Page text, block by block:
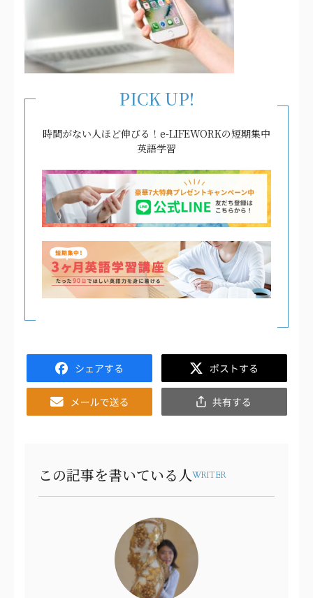
PICK UP!
時間がない人ほど伸びる！e-LIFEWORKの短期集中
英語学習
Facebook
Twitter
Email
共
有
この記事を書いている人WRITER